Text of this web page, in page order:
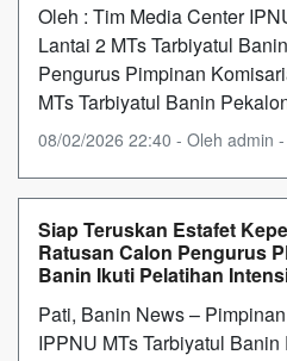
Oleh : Tim Media Center
Lantai 2 MTs Tarbiyatul
Pengurus Pimpinan
MTs Tarbiyatul Banin
08/02/2026 22:40 - Oleh admin
Siap Teruskan Estafet
Ratusan Calon Pengurus
Banin Ikuti Pelatihan
Pati, Banin News –
IPPNU MTs Tarbiyatul